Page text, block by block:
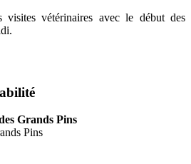
vétérinaires avec le début des
Grands Pins
Pins